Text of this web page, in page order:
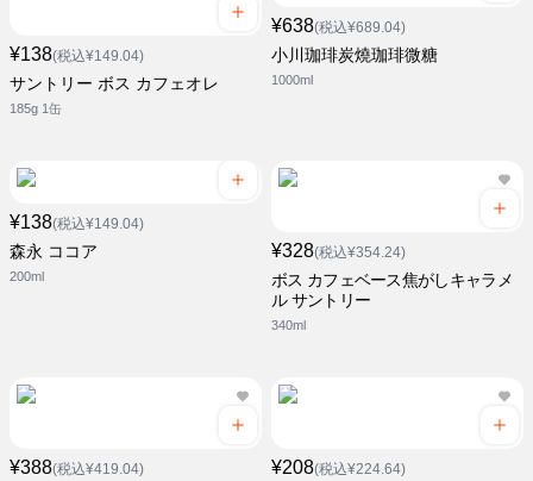
¥138(税込¥149.04)
サントリー ボス カフェオレ
185g 1缶
¥638(税込¥689.04)
小川珈琲炭燒珈琲微糖
1000ml
¥138(税込¥149.04)
森永 ココア
200ml
¥328(税込¥354.24)
ボス カフェベース焦がしキャラメ
ル サントリー
340ml
¥388(税込¥419.04) ¥208(税込¥224.64)